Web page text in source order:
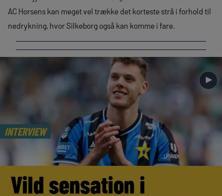
AC Horsens kan meget vel trække det korteste strå i forhold til
nedrykning, hvor Silkeborg også kan komme i fare.
INTERVIEW
►
Vild sensation i